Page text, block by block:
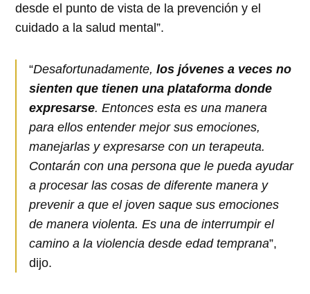
desde el punto de vista de la prevención y el
cuidado a la salud mental”.
“Desafortunadamente,los jóvenes a veces no
sienten que tienen una plataforma donde
expresarse. Entonces esta es una manera
para ellos entender mejor sus emociones,
manejarlas y expresarse con un terapeuta.
Contarán con una persona que le pueda ayudar
a procesar las cosas de diferente manera y
prevenir a que el joven saque sus emociones
de manera violenta. Es una de interrumpir el
camino a la violencia desde edad temprana”,
dijo.